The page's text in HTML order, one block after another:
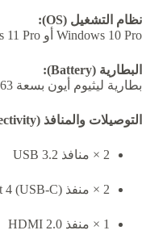
نظام التشغيل (OS):
Windows 10 Pro أو Windows 11 Pro (من اختيارك).
البطارية (Battery):
بطارية ليثيوم أيون بسعة 63 وات/ساعة (قابلة للإزالة).
التوصيلات والمنافذ (Ports & Connectivity):
2 × منافذ USB 3.2
2 × منفذ Thunderbolt 4 (USB-C)
1 × منفذ HDMI 2.0